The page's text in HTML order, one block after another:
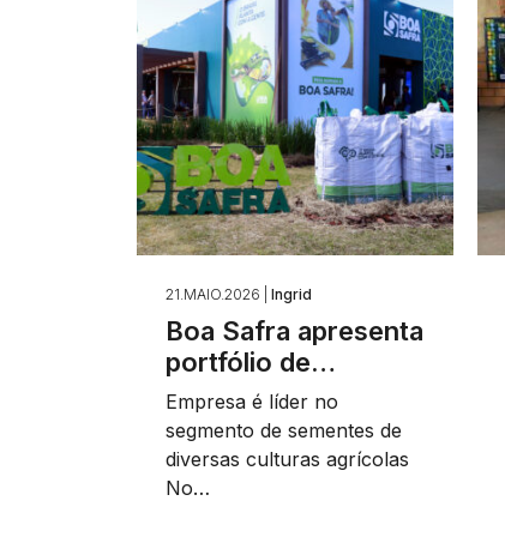
21.MAIO.2026 | Ingrid
Boa Safra apresenta
portfólio de…
Empresa é líder no
segmento de sementes de
diversas culturas agrícolas
No…